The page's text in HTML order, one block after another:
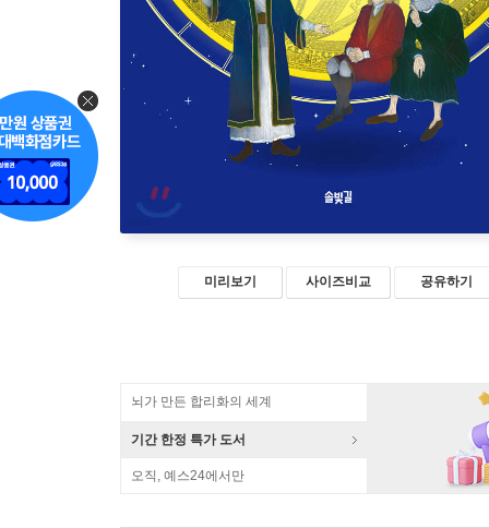
미리보기 사이즈비교 공유하기
뇌가 만든 합리화의 세계
기간 한정 특가 도서
오직, 예스24에서만